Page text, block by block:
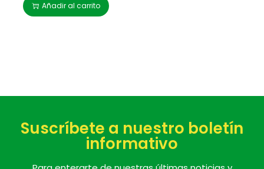
Añadir al carrito
Suscríbete a nuestro boletín
informativo